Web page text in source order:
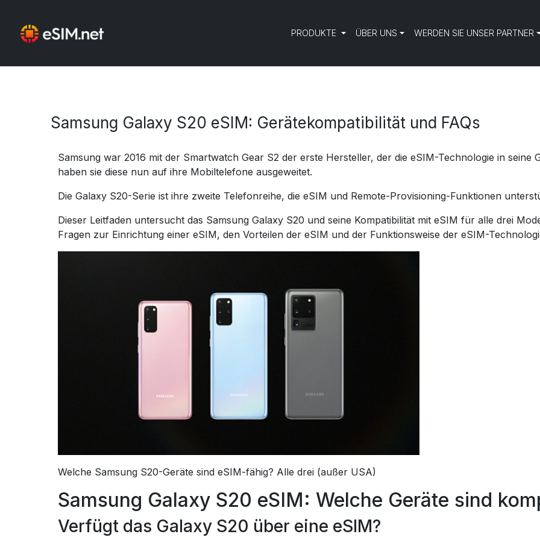
PRODUKTE ÜBER UNS WERDEN SIE UNSER PARTNER
Samsung Galaxy S20 eSIM: Gerätekompatibilität und FAQs
Samsung war 2016 mit der Smartwatch Gear S2 der erste Hersteller, der die eSIM-Technologie in
haben sie diese nun auf ihre Mobiltelefone ausgeweitet.
Die Galaxy S20-Serie ist ihre zweite Telefonreihe, die eSIM und Remote-Provisioning-Funktionen
Dieser Leitfaden untersucht das Samsung Galaxy S20 und seine Kompatibilität mit eSIM für alle drei
Fragen zur Einrichtung einer eSIM, den Vorteilen der eSIM und der Funktionsweise der eSIM-
Welche Samsung S20-Geräte sind eSIM-fähig? Alle drei (außer USA)
Samsung Galaxy S20 eSIM: Welche Geräte sind
Verfügt das Galaxy S20 über eine eSIM?